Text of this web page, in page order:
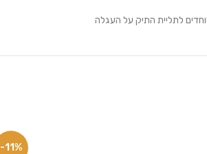
לתליית התיק על העגלה
-11%